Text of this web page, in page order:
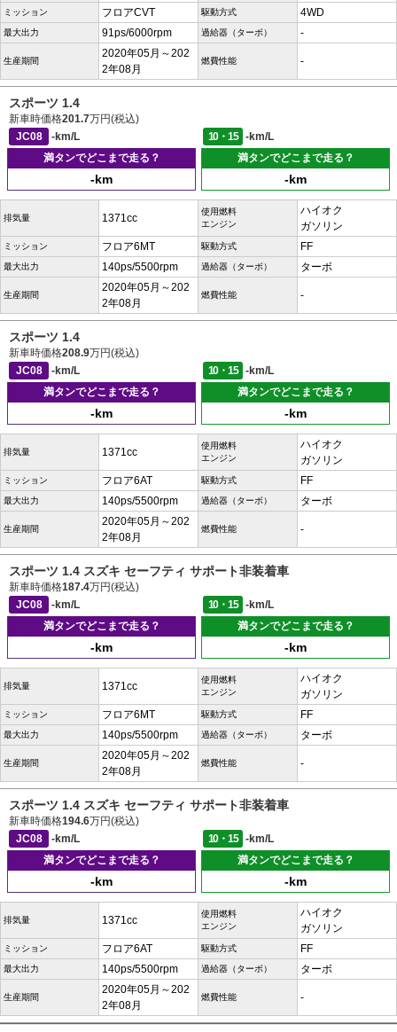
ミッション フロアCVT 駆動方式 4WD
最大出力 91ps/6000rpm 過給器（ターボ） -
生産期間
2020年05月～202
2年08月
燃費性能 -
スポーツ 1.4
新車時価格201.7万円(税込)
JC08
-km/L 10・15
-km/L
満タンでどこまで走る？
-km
満タンでどこまで走る？
-km
排気量 1371cc
使用燃料
エンジン
ハイオク
ガソリン
ミッション フロア6MT 駆動方式 FF
最大出力 140ps/5500rpm 過給器（ターボ） ターボ
生産期間
2020年05月～202
2年08月
燃費性能 -
スポーツ 1.4
新車時価格208.9万円(税込)
JC08
-km/L 10・15
-km/L
満タンでどこまで走る？
-km
満タンでどこまで走る？
-km
排気量 1371cc
使用燃料
エンジン
ハイオク
ガソリン
ミッション フロア6AT 駆動方式 FF
最大出力 140ps/5500rpm 過給器（ターボ） ターボ
生産期間
2020年05月～202
2年08月
燃費性能 -
スポーツ 1.4 スズキ セーフティ サポート非装着車
新車時価格187.4万円(税込)
JC08
-km/L 10・15
-km/L
満タンでどこまで走る？
-km
満タンでどこまで走る？
-km
排気量 1371cc
使用燃料
エンジン
ハイオク
ガソリン
ミッション フロア6MT 駆動方式 FF
最大出力 140ps/5500rpm 過給器（ターボ） ターボ
生産期間
2020年05月～202
2年08月
燃費性能 -
スポーツ 1.4 スズキ セーフティ サポート非装着車
新車時価格194.6万円(税込)
JC08
-km/L 10・15
-km/L
満タンでどこまで走る？
-km
満タンでどこまで走る？
-km
排気量 1371cc
使用燃料
エンジン
ハイオク
ガソリン
ミッション フロア6AT 駆動方式 FF
最大出力 140ps/5500rpm 過給器（ターボ） ターボ
生産期間
2020年05月～202
2年08月
燃費性能 -